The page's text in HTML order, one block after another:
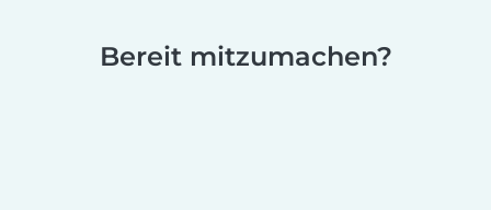
Bereit mitzumachen?